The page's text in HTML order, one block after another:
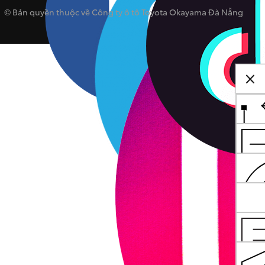
© Bản quyền thuộc về Công ty ô tô Toyota Okayama Đà Nẵng